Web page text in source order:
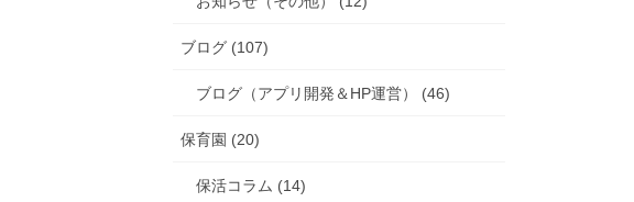
ブログ (107)
ブログ（アプリ開発＆HP運営） (46)
保育園 (20)
保活コラム (14)